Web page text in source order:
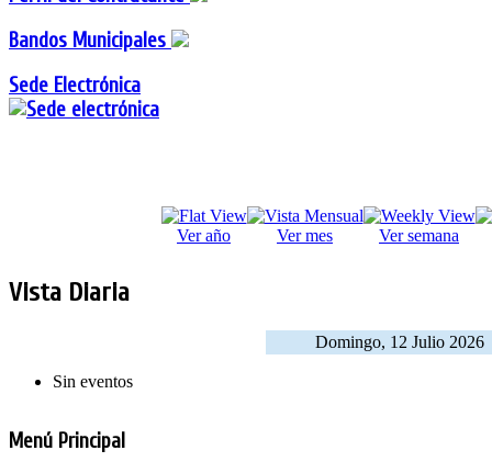
Bandos Municipales
Sede Electrónica
Ver año Ver mes Ver semana
Vista Diaria
Domingo, 12 Julio 2026
Sin eventos
Menú Principal